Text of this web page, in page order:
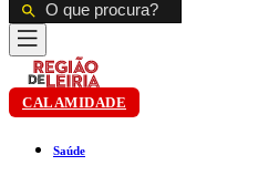
CALAMIDADE
Saúde